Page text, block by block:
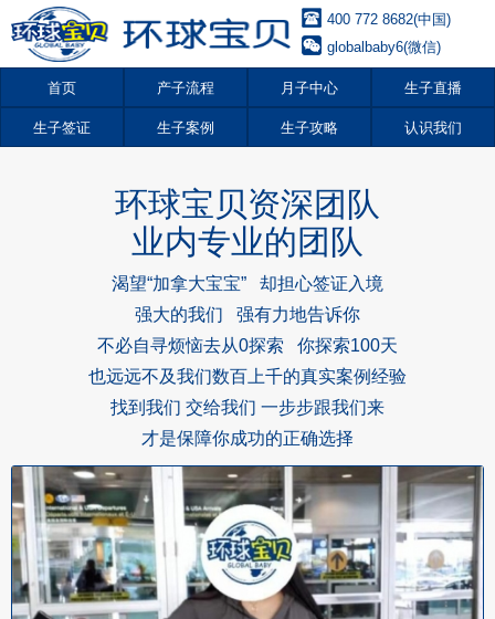
400 772 8682(中国)
globalbaby6(微信)
首页 产子流程 月子中心 生子直播
生子签证 生子案例 生子攻略 认识我们
环球宝贝资深团队
业内专业的团队
渴望“加拿大宝宝” 却担心签证入境
强大的我们 强有力地告诉你
不必自寻烦恼去从0探索 你探索100天
也远远不及我们数百上千的真实案例经验
找到我们 交给我们 一步步跟我们来
才是保障你成功的正确选择